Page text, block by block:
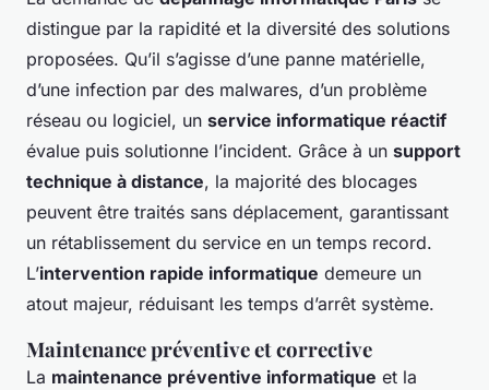
distingue par la rapidité et la diversité des solutions
proposées. Qu’il s’agisse d’une panne matérielle,
d’une infection par des malwares, d’un problème
réseau ou logiciel, un service informatique réactif
évalue puis solutionne l’incident. Grâce à un support
technique à distance, la majorité des blocages
peuvent être traités sans déplacement, garantissant
un rétablissement du service en un temps record.
L’intervention rapide informatique demeure un
atout majeur, réduisant les temps d’arrêt système.
Maintenance préventive et corrective
La maintenance préventive informatique et la